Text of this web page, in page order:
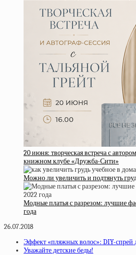
20 июня: творческая встреча с
книжном клубе «Дружба-Сити»
Можно ли увеличить и подтянуть
Модные платья с разрезом: лучшие
года
26.07.2018
Эффект «пляжных волос»: DIY-спрей
Уважайте детские беды!